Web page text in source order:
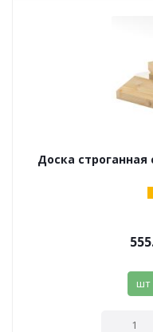
Доска строганная
шт